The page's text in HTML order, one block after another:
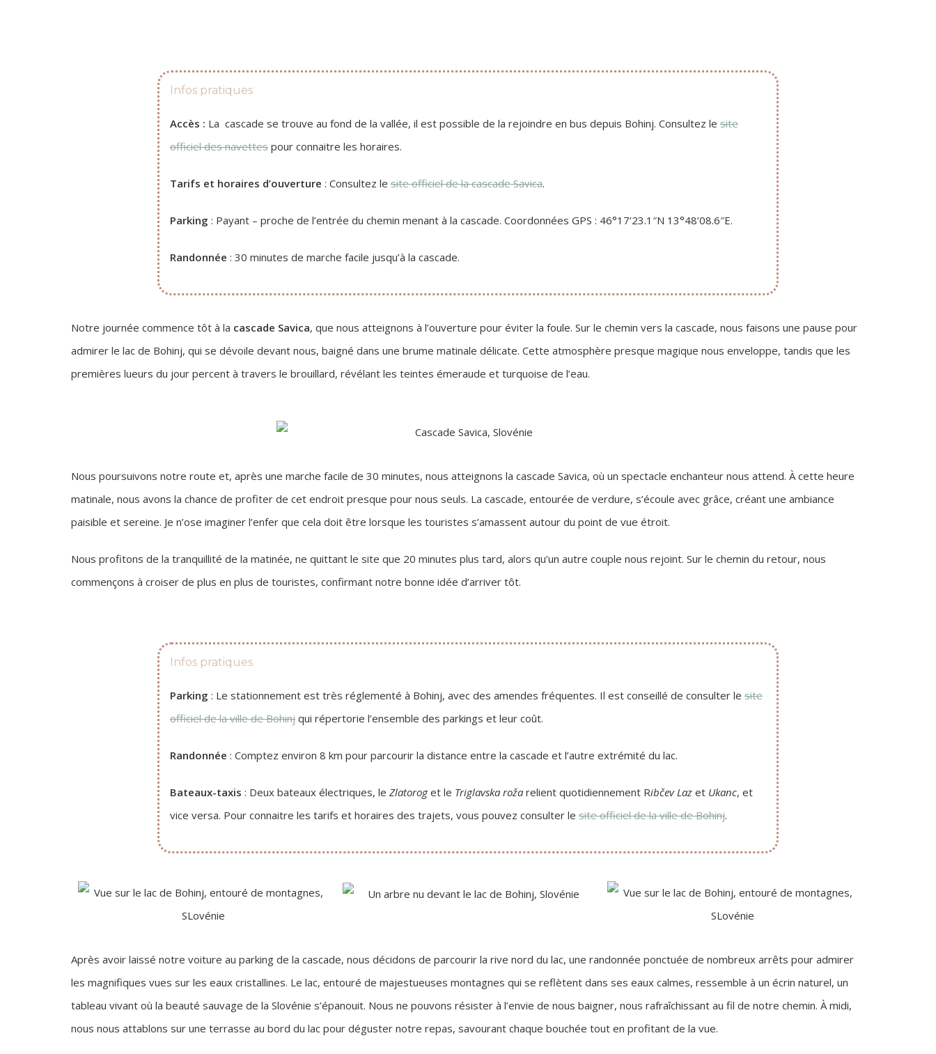
Infos pratiques
Accès : La cascade se trouve au fond de la vallée, il est possible de la rejoindre en bus depuis Bohinj. Consultez le site
officiel des navettes pour connaitre les horaires.
Tarifs et horaires d’ouverture : Consultez le site officiel de la cascade Savica.
Parking : Payant – proche de l’entrée du chemin menant à la cascade. Coordonnées GPS : 46°17’23.1″N 13°48’08.6″E.
Randonnée : 30 minutes de marche facile jusqu’à la cascade.
Notre journée commence tôt à la cascade Savica, que nous atteignons à l’ouverture pour éviter la foule. Sur le chemin vers la cascade, nous faisons une pause pour
admirer le lac de Bohinj, qui se dévoile devant nous, baigné dans une brume matinale délicate. Cette atmosphère presque magique nous enveloppe, tandis que les
premières lueurs du jour percent à travers le brouillard, révélant les teintes émeraude et turquoise de l’eau.
Nous poursuivons notre route et, après une marche facile de 30 minutes, nous atteignons la cascade Savica, où un spectacle enchanteur nous attend. À cette heure
matinale, nous avons la chance de profiter de cet endroit presque pour nous seuls. La cascade, entourée de verdure, s’écoule avec grâce, créant une ambiance
paisible et sereine. Je n’ose imaginer l’enfer que cela doit être lorsque les touristes s’amassent autour du point de vue étroit.
Nous profitons de la tranquillité de la matinée, ne quittant le site que 20 minutes plus tard, alors qu’un autre couple nous rejoint. Sur le chemin du retour, nous
commençons à croiser de plus en plus de touristes, confirmant notre bonne idée d’arriver tôt.
Infos pratiques
Parking : Le stationnement est très réglementé à Bohinj, avec des amendes fréquentes. Il est conseillé de consulter le site
officiel de la ville de Bohinj qui répertorie l’ensemble des parkings et leur coût.
Randonnée : Comptez environ 8 km pour parcourir la distance entre la cascade et l’autre extrémité du lac.
Bateaux-taxis : Deux bateaux électriques, le Zlatoroget le Triglavska roža relient quotidiennement Ribčev Laz et Ukanc, et
vice versa. Pour connaitre les tarifs et horaires des trajets, vous pouvez consulter le site officiel de la ville de Bohinj.
Après avoir laissé notre voiture au parking de la cascade, nous décidons de parcourir la rive nord du lac, une randonnée ponctuée de nombreux arrêts pour admirer
les magnifiques vues sur les eaux cristallines. Le lac, entouré de majestueuses montagnes qui se reflètent dans ses eaux calmes, ressemble à un écrin naturel, un
tableau vivant où la beauté sauvage de la Slovénie s’épanouit. Nous ne pouvons résister à l’envie de nous baigner, nous rafraîchissant au fil de notre chemin. À midi,
nous nous attablons sur une terrasse au bord du lac pour déguster notre repas, savourant chaque bouchée tout en profitant de la vue.